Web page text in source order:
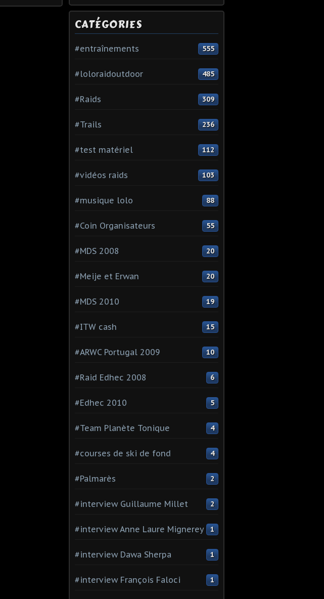
CATÉGORIES
#entraînements 555
#loloraidoutdoor 485
#Raids 309
#Trails 236
#test matériel 112
#vidéos raids 103
#musique lolo 88
#Coin Organisateurs 55
#MDS 2008 20
#Meije et Erwan 20
#MDS 2010 19
#ITW cash 15
#ARWC Portugal 2009 10
#Raid Edhec 2008 6
#Edhec 2010 5
#Team Planète Tonique 4
#courses de ski de fond 4
#Palmarès 2
#interview Guillaume Millet 2
#interview Anne Laure Mignerey 1
#interview Dawa Sherpa 1
#interview François Faloci 1